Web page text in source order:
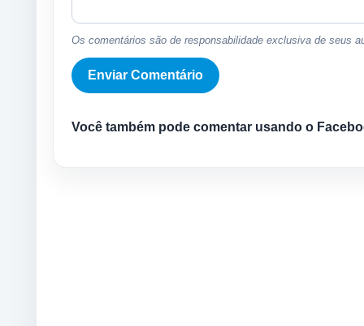
Os comentários são de responsabilidade exclusiva de seus
Você também pode comentar usando o